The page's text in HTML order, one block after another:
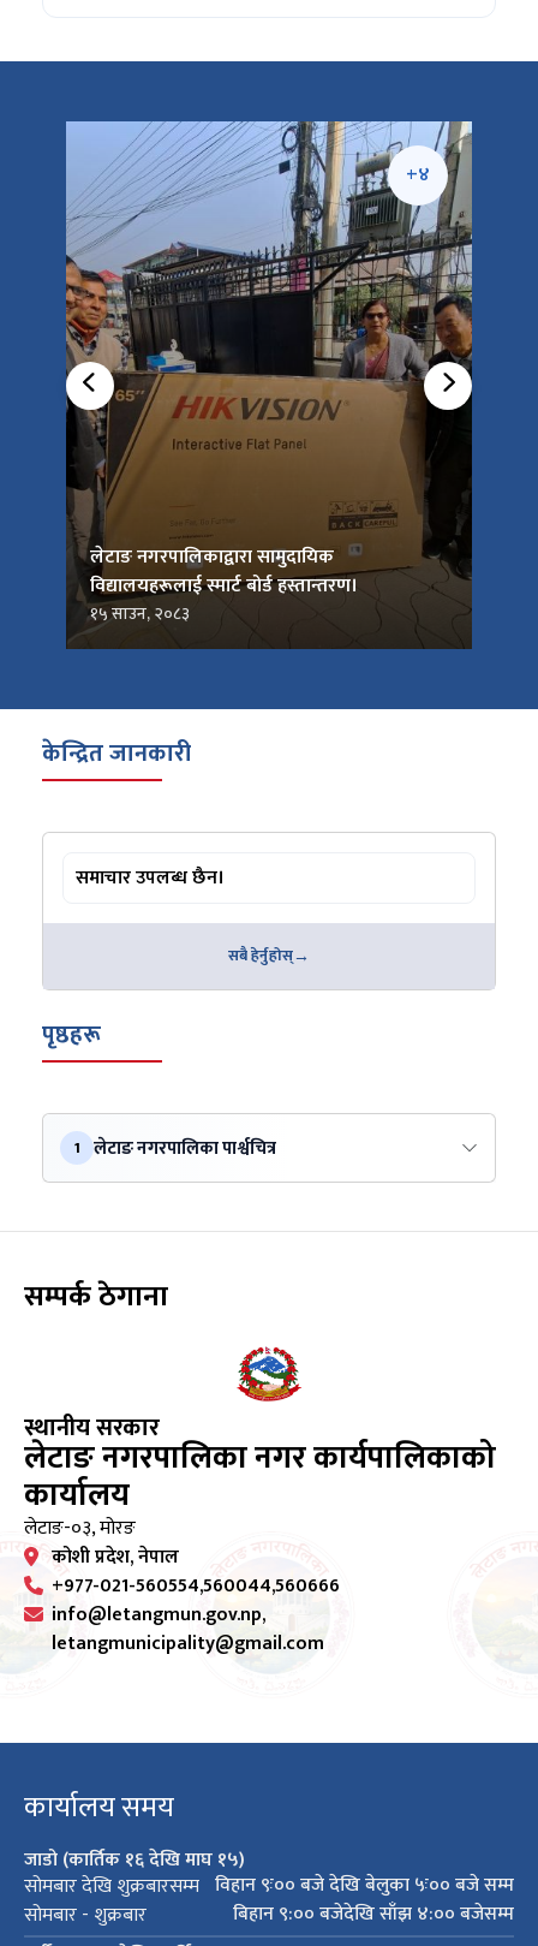
+४
लेटाङ नगरपालिकाद्वारा सामुदायिक
विद्यालयहरूलाई स्मार्ट बोर्ड हस्तान्तरण।
१५ साउन, २०८३
केन्द्रित जानकारी
समाचार उपलब्ध छैन।
सबै हेर्नुहोस्
पृष्ठहरू
1 लेटाङ नगरपालिका पार्श्वचित्र
सम्पर्क ठेगाना
स्थानीय सरकार
लेटाङ नगरपालिका नगर कार्यपालिकाको
कार्यालय
लेटाङ-०३, मोरङ
कोशी प्रदेश, नेपाल
+977-021-560554,560044,560666
info@letangmun.gov.np,
letangmunicipality@gmail.com
कार्यालय समय
जाडो (कार्तिक १६ देखि माघ १५)
सोमबार देखि शुक्रबारसम्म विहान ९ः०० बजे देखि बेलुका ५ः०० बजे सम्म
सोमबार - शुक्रबार
बिहान ९:०० बजेदेखि साँझ ४:०० बजेसम्म